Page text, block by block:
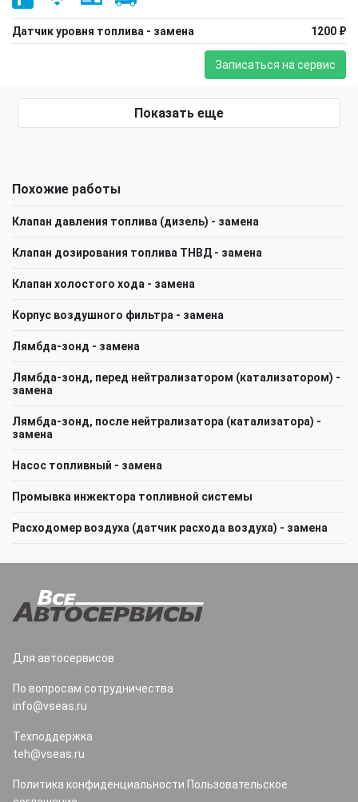
Датчик уровня топлива - замена 1200 ₽
Записаться на сервис
Показать еще
Похожие работы
Клапан давления топлива (дизель) - замена
Клапан дозирования топлива ТНВД - замена
Клапан холостого хода - замена
Корпус воздушного фильтра - замена
Лямбда-зонд - замена
Лямбда-зонд, перед нейтрализатором (катализатором) -
замена
Лямбда-зонд, после нейтрализатора (катализатора) -
замена
Насос топливный - замена
Промывка инжектора топливной системы
Расходомер воздуха (датчик расхода воздуха) - замена
Для автосервисов
По вопросам сотрудничества
info@vseas.ru
Техподдержка
teh@vseas.ru
Политика конфиденциальности Пользовательское